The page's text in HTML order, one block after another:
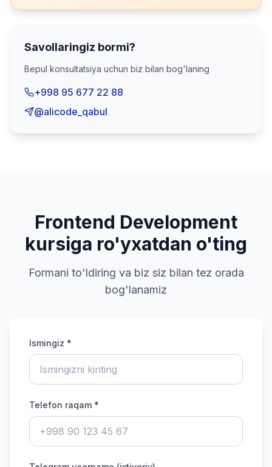
Savollaringiz bormi?
Bepul konsultatsiya uchun biz bilan bog'laning
+998 95 677 22 88
@alicode_qabul
Frontend Development
kursiga ro'yxatdan o'ting
Formani to'ldiring va biz siz bilan tez orada
bog'lanamiz
Ismingiz *
Telefon raqam *